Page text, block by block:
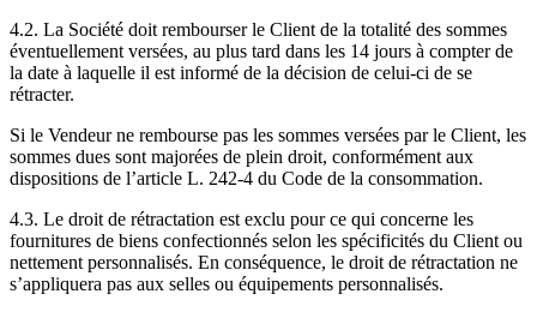
4.2. La Société doit rembourser le Client de la totalité des sommes
éventuellement versées, au plus tard dans les 14 jours à compter de
la date à laquelle il est informé de la décision de celui-ci de se
rétracter.
Si le Vendeur ne rembourse pas les sommes versées par le Client, les
sommes dues sont majorées de plein droit, conformément aux
dispositions de l’article L. 242-4 du Code de la consommation.
4.3. Le droit de rétractation est exclu pour ce qui concerne les
fournitures de biens confectionnés selon les spécificités du Client ou
nettement personnalisés. En conséquence, le droit de rétractation ne
s’appliquera pas aux selles ou équipements personnalisés.